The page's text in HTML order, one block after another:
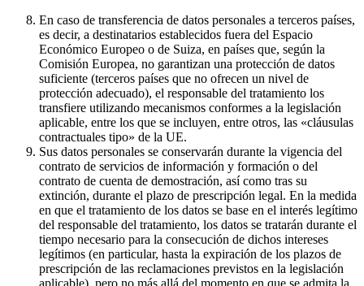
En caso de transferencia de datos personales a terceros países,
es decir, a destinatarios establecidos fuera del Espacio
Económico Europeo o de Suiza, en países que, según la
Comisión Europea, no garantizan una protección de datos
suficiente (terceros países que no ofrecen un nivel de
protección adecuado), el responsable del tratamiento los
transfiere utilizando mecanismos conformes a la legislación
aplicable, entre los que se incluyen, entre otros, las «cláusulas
contractuales tipo» de la UE.
Sus datos personales se conservarán durante la vigencia del
contrato de servicios de información y formación o del
contrato de cuenta de demostración, así como tras su
extinción, durante el plazo de prescripción legal. En la medida
en que el tratamiento de los datos se base en el interés legítimo
del responsable del tratamiento, los datos se tratarán durante el
tiempo necesario para la consecución de dichos intereses
legítimos (en particular, hasta la expiración de los plazos de
prescripción de las reclamaciones previstos en la legislación
aplicable), pero no más allá del momento en que se admita la